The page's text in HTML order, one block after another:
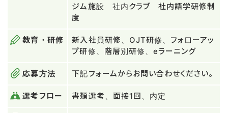
ジム施設 社内クラブ 社内語学研修制
度
教育・研修
新入社員研修、OJT研修、フォローアッ
プ研修、階層別研修、eラーニング
応募方法 下記フォームからお問い合わせください。
選考フロー 書類選考、面接1回、内定